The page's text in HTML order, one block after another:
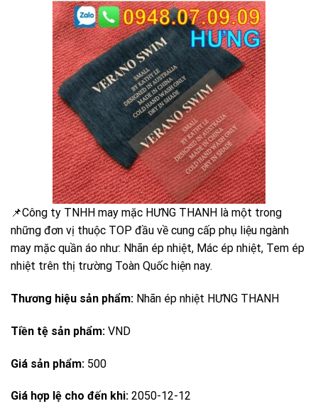
📌Công ty TNHH may mặc HƯNG THANH là một trong
những đơn vị thuộc TOP đầu về cung cấp phụ liệu ngành
may mặc quần áo như: Nhãn ép nhiệt, Mác ép nhiệt, Tem ép
nhiệt trên thị trường Toàn Quốc hiện nay.
Thương hiệu sản phẩm: Nhãn ép nhiệt HƯNG THANH
Tiền tệ sản phẩm: VND
Giá sản phẩm: 500
Giá hợp lệ cho đến khi: 2050-12-12